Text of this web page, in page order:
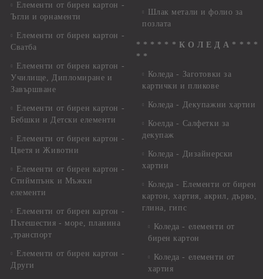
Елементи от бирен картон -
Ъгли и орнаменти
Елементи от бирен картон -
Сватба
Елементи от бирен картон -
Училище, Дипломиране и
Завършване
Елементи от бирен картон -
Бебшки и Детски елементи
Елементи от бирен картон -
Цветя и Животни
Елементи от бирен картон -
Стиймпънк и Мъжки
елементи
Елементи от бирен картон -
Пътешестия - море, планина
,транспорт
Елементи от бирен картон -
Други
Шлак метали и фолио за
позлата
* * * * * * К О Л Е Д А * * * *
* *
Коледа - Заготовки за
картички и пликове
Коледа - Декупажни хартии
Коелда - Салфетки за
декупаж
Коледа - Дизайнерски
хартии
Коледа - Eлементи от бирен
картон, хартия, акрил, дърво,
глина, гипс
Коледа - елементи от
бирен картон
Коледа - елементи от
хартия